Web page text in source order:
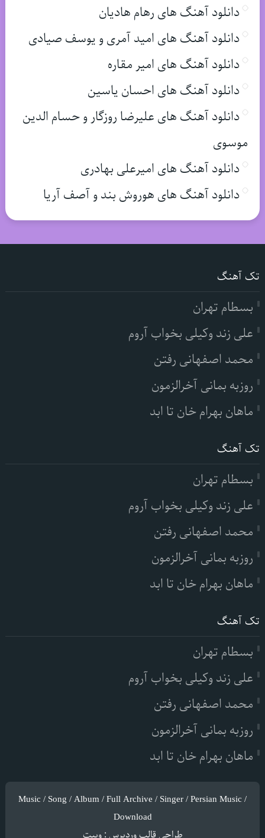
دانلود آهنگ های رهام هادیان
دانلود آهنگ های امید آمری و یوسف صیادی
دانلود آهنگ های امیر مقاره
دانلود آهنگ های احسان یاسین
دانلود آهنگ های علیرضا روزگار و حسام الدین
موسوی
دانلود آهنگ های امیرعلی بهادری
دانلود آهنگ های هوروش بند و آصف آریا
تک آهنگ
بسطام تهران
علی زند وکیلی بخواب آروم
محمد اصفهانی رفتن
روزبه بمانی آخرالزمون
ماهان بهرام خان تا ابد
تک آهنگ
بسطام تهران
علی زند وکیلی بخواب آروم
محمد اصفهانی رفتن
روزبه بمانی آخرالزمون
ماهان بهرام خان تا ابد
تک آهنگ
بسطام تهران
علی زند وکیلی بخواب آروم
محمد اصفهانی رفتن
روزبه بمانی آخرالزمون
ماهان بهرام خان تا ابد
Music / Song / Album / Full Archive / Singer / Persian Music /
Download
طراحی قالب وردپرس :وبیت